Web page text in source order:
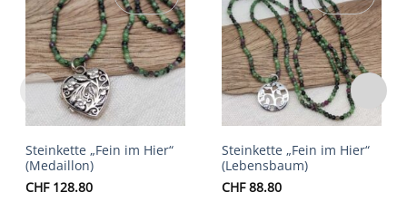
Auf die
Wunschliste
Steinkette „Fein im Hier“
(Medaillon)
CHF128.80
Auf die
Wunschliste
Steinkette „Fein im Hier“
(Lebensbaum)
CHF88.80